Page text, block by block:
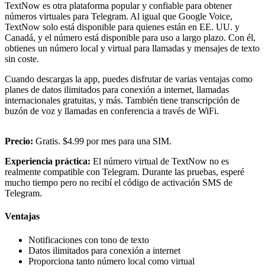
TextNow es otra plataforma popular y confiable para obtener
números virtuales para Telegram. Al igual que Google Voice,
TextNow solo está disponible para quienes están en EE. UU. y
Canadá, y el número está disponible para uso a largo plazo. Con él,
obtienes un número local y virtual para llamadas y mensajes de texto
sin coste.
Cuando descargas la app, puedes disfrutar de varias ventajas como
planes de datos ilimitados para conexión a internet, llamadas
internacionales gratuitas, y más. También tiene transcripción de
buzón de voz y llamadas en conferencia a través de WiFi.
Precio: Gratis. $4.99 por mes para una SIM.
Experiencia práctica: El número virtual de TextNow no es
realmente compatible con Telegram. Durante las pruebas, esperé
mucho tiempo pero no recibí el código de activación SMS de
Telegram.
Ventajas
Notificaciones con tono de texto
Datos ilimitados para conexión a internet
Proporciona tanto número local como virtual